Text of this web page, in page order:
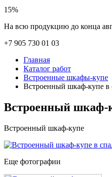
15%
На всю продукцию до конца
+7 905 730 01 03
Главная
Каталог работ
Встроенные шкафы-купе
Встроенный шкаф-купе в
Встроенный шкаф-
Встроенный шкаф-купе
Еще фотографии